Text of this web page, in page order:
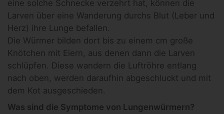
eine solche Schnecke verzehrt hat, können die
Larven über eine Wanderung durchs Blut (Leber und
Herz) ihre Lunge befallen.
Die Würmer bilden dort bis zu einem cm große
Knötchen mit Eiern, aus denen dann die Larven
schlüpfen. Diese wandern die Luftröhre entlang
nach oben, werden daraufhin abgeschluckt und mit
dem Kot ausgeschieden.
Was sind die Symptome von Lungenwürmern?